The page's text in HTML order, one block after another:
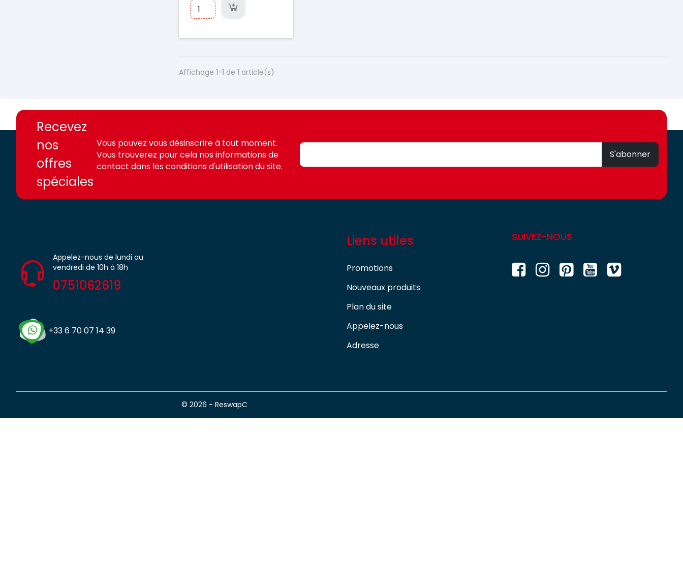
Affichage 1-1 de 1 article(s)
access.fr
access.fr
Recevez
nos
offres
spéciales
Vous pouvez vous désinscrire à tout moment.
Vous trouverez pour cela nos informations de
contact dans les conditions d'utilisation du site.
S'abonner
Appelez-nous de lundi au
vendredi de 10h à 18h
0751062619
+33 6 70 07 14 39
Liens utiles
Promotions
Nouveaux produits
Plan du site
Appelez-nous
Adresse
SUIVEZ-NOUS
© 2026 - ReswapC